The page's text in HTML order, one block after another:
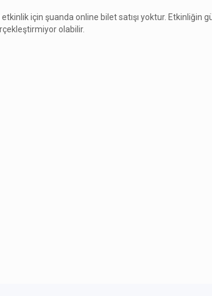
etkinlik için şuanda online bilet satışı yoktur. Etkinliğin
olabilir.